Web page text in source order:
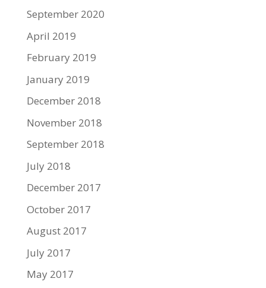
September 2020
April 2019
February 2019
January 2019
December 2018
November 2018
September 2018
July 2018
December 2017
October 2017
August 2017
July 2017
May 2017